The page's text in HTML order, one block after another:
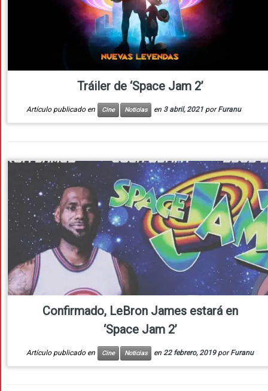
Tráiler de ‘Space Jam 2’
Artículo publicado en Cine Noticias en 3 abril, 2021 porFuranu
Confirmado, LeBron James estará en
‘Space Jam 2’
Artículo publicado en Cine Noticias en 22 febrero, 2019 porFuranu